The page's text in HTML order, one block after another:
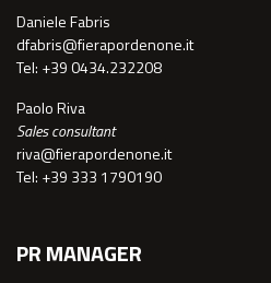
Daniele Fabris
dfabris@fierapordenone.it
Tel: +39 0434.232208
Paolo Riva
Sales consultant
riva@fierapordenone.it
Tel: +39 333 1790190
PR MANAGER